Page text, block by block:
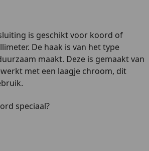
is geschikt voor koord of
De haak is van het type
maakt. Deze is gemaakt van
met een laagje chroom, dit
speciaal?